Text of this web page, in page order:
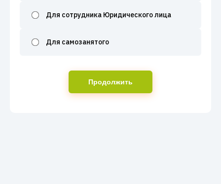
Для сотрудника Юридического лица
Для самозанятого
Продолжить